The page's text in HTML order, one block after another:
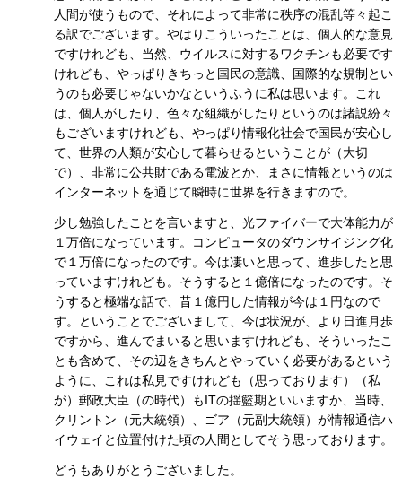
人間が使うもので、それによって非常に秩序の混乱等々起こ
る訳でございます。やはりこういったことは、個人的な意見
ですけれども、当然、ウイルスに対するワクチンも必要です
けれども、やっぱりきちっと国民の意識、国際的な規制とい
うのも必要じゃないかなというふうに私は思います。これ
は、個人がしたり、色々な組織がしたりというのは諸説紛々
もございますけれども、やっぱり情報化社会で国民が安心し
て、世界の人類が安心して暮らせるということが（大切
で）、非常に公共財である電波とか、まさに情報というのは
インターネットを通じて瞬時に世界を行きますので。
少し勉強したことを言いますと、光ファイバーで大体能力が
１万倍になっています。コンピュータのダウンサイジング化
で１万倍になったのです。今は凄いと思って、進歩したと思
っていますけれども。そうすると１億倍になったのです。そ
うすると極端な話で、昔１億円した情報が今は１円なので
す。ということでございまして、今は状況が、より日進月歩
ですから、進んでまいると思いますけれども、そういったこ
とも含めて、その辺をきちんとやっていく必要があるという
ように、これは私見ですけれども（思っております）（私
が）郵政大臣（の時代）もITの揺籃期といいますか、当時、
クリントン（元大統領）、ゴア（元副大統領）が情報通信ハ
イウェイと位置付けた頃の人間としてそう思っております。
どうもありがとうございました。